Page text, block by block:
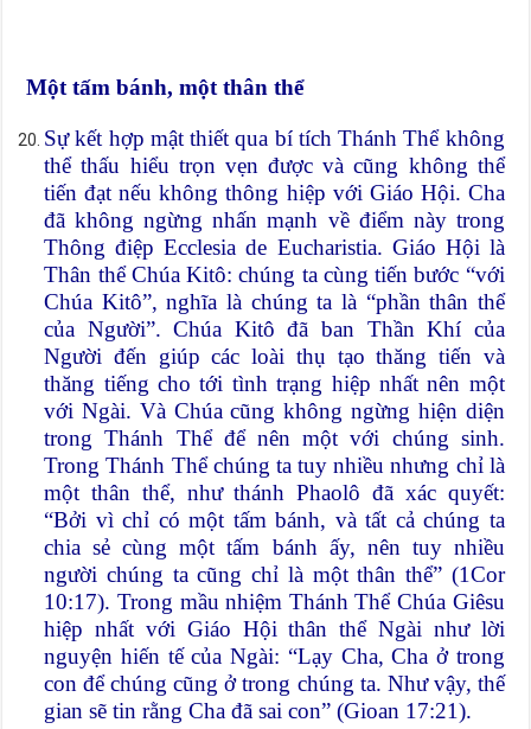
Một tấm bánh, một thân thể
Sự kết hợp mật thiết qua bí tích Thánh Thể không
thể thấu hiểu trọn vẹn được và cũng không thể
tiến đạt nếu không thông hiệp với Giáo Hội. Cha
đã không ngừng nhấn mạnh về điểm này trong
Thông điệp Ecclesia de Eucharistia. Giáo Hội là
Thân thể Chúa Kitô: chúng ta cùng tiến bước “với
Chúa Kitô”, nghĩa là chúng ta là “phần thân thể
của Người”. Chúa Kitô đã ban Thần Khí của
Người đến giúp các loài thụ tạo thăng tiến và
thăng tiếng cho tới tình trạng hiệp nhất nên một
với Ngài. Và Chúa cũng không ngừng hiện diện
trong Thánh Thể để nên một với chúng sinh.
Trong Thánh Thể chúng ta tuy nhiều nhưng chỉ là
một thân thể, như thánh Phaolô đã xác quyết:
“Bởi vì chỉ có một tấm bánh, và tất cả chúng ta
chia sẻ cùng một tấm bánh ấy, nên tuy nhiều
người chúng ta cũng chỉ là một thân thể” (1Cor
10:17). Trong mầu nhiệm Thánh Thể Chúa Giêsu
hiệp nhất với Giáo Hội thân thể Ngài như lời
nguyện hiến tế của Ngài: “Lạy Cha, Cha ở trong
con để chúng cũng ở trong chúng ta. Như vậy, thế
gian sẽ tin rằng Cha đã sai con” (Gioan 17:21).